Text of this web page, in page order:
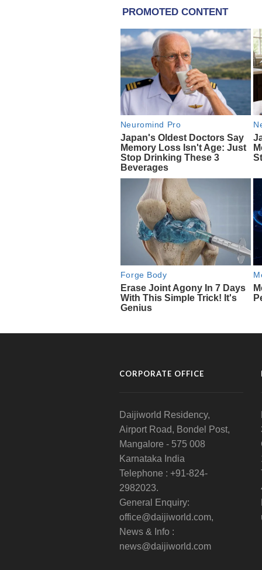
CORPORATE OFFICE
Daijiworld Residency,
Airport Road, Bondel Post,
Mangalore - 575 008
Karnataka India
Telephone : +91-824-
2982023.
General Enquiry:
office@daijiworld.com,
News & Info :
news@daijiworld.com